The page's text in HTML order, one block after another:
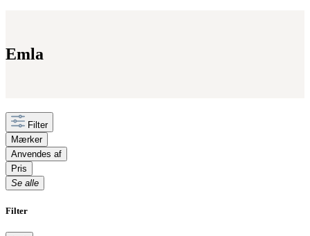
Emla
Filter
Mærker
Anvendes af
Pris
Se alle
Filter